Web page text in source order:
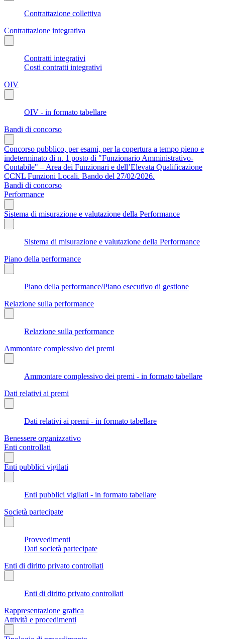
Contrattazione collettiva
Contrattazione integrativa
Contratti integrativi
Costi contratti integrativi
OIV
OIV - in formato tabellare
Bandi di concorso
Concorso pubblico, per esami, per la copertura a tempo pieno e
indeterminato di n. 1 posto di "Funzionario Amministrativo-
Contabile" – Area dei Funzionari e dell’Elevata Qualificazione
CCNL Funzioni Locali. Bando del 27/02/2026.
Bandi di concorso
Performance
Sistema di misurazione e valutazione della Performance
Sistema di misurazione e valutazione della Performance
Piano della performance
Piano della performance/Piano esecutivo di gestione
Relazione sulla performance
Relazione sulla performance
Ammontare complessivo dei premi
Ammontare complessivo dei premi - in formato tabellare
Dati relativi ai premi
Dati relativi ai premi - in formato tabellare
Benessere organizzativo
Enti controllati
Enti pubblici vigilati
Enti pubblici vigilati - in formato tabellare
Società partecipate
Provvedimenti
Dati società partecipate
Enti di diritto privato controllati
Enti di diritto privato controllati
Rappresentazione grafica
Attività e procedimenti